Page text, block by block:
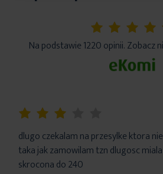
Na podstawie 1220 opinii. Zobacz
dlugo czekalam na przesylke ktora
taka jak zamowilam tzn dlugosc
skrocona do 240